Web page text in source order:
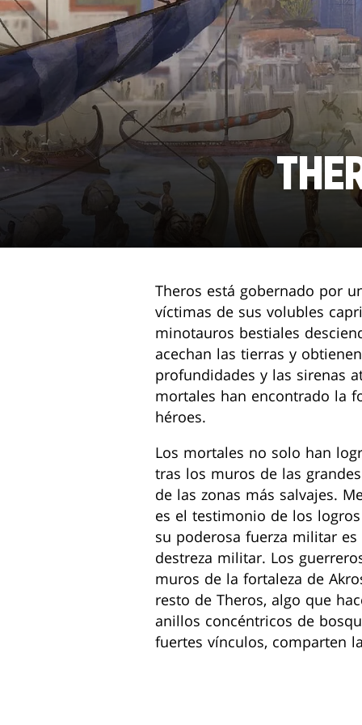
Theros está gobernado por
víctimas de sus volubles
minotauros bestiales
acechan las tierras y
profundidades y las sirenas
mortales han encontrado la
héroes.
Los mortales no solo han
tras los muros de las
de las zonas más salvajes.
es el testimonio de los
su poderosa fuerza militar
destreza militar. Los
muros de la fortaleza de
resto de Theros, algo que
anillos concéntricos de
fuertes vínculos, comparten